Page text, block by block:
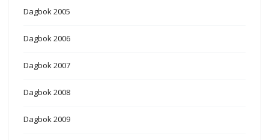
Dagbok 2005
Dagbok 2006
Dagbok 2007
Dagbok 2008
Dagbok 2009